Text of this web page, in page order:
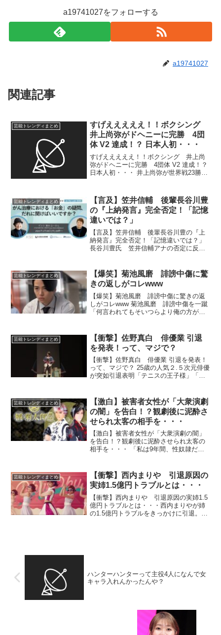
a19741027をフォローする
a19741027
関連記事
芸能トレンディまとめ
すげえええええ！！ボクシング
井上尚弥がドヘニーに完勝 4団
体 V2 達成！？ 日本人初・・・
すげえええええ！！ボクシング 井上尚
弥がドヘニーに完勝 4団体 V2 達成！？
日本人初・・・ 井上尚弥が世界戦23勝
アリーナで行われ、世界スーパーバンタ
ム級主要4...
芸能トレンディまとめ
【言及】笠井信輔 後輩長谷川豊
の『上納発言』完全否定！「記憶
違いでは？」
【言及】笠井信輔 後輩長谷川豊の『上
納発言』完全否定！「記憶違いでは？」
長谷川豊氏 笠井信輔アナの否定に反論
X（旧ツイッター）を更新。フリーアナウ
ンサー・笠井信輔（...
芸能トレンディまとめ
【爆笑】菊池風磨 誹謗中傷に驚
きの返しがコレwww
【爆笑】菊池風磨 誹謗中傷に驚きの返
しがコレwww 菊池風磨 誹謗中傷を一蹴
「何言われてもそいつらより俺の方が幸
日、自身のインスタグラムを更新。誹謗
中傷への思...
芸能トレンディまとめ
【衝撃】佐野真白 俳優業 引退
を発表！って、マジで？
【衝撃】佐野真白 俳優業 引退を発表！
って、マジで？ 25歳の人気２.５次元俳優
が突如引退表明「テニスの王子様」「刀
新。俳優業を引退することを発表した。
佐野は「...
芸能トレンディまとめ
【激白】被害者女性が「大衆演劇
の闇」を告白！？観劇後に泥酔さ
せられ太客の相手を・・・
【激白】被害者女性が「大衆演劇の闇」
を告白！？観劇後に泥酔させられ太客の
相手を・・・ 「私は9年間、性奴隷だっ
演劇の闇」を決死の告発【画像あり】
A子さんが、橘菊太郎劇...
芸能トレンディまとめ
【衝撃】西内まりや 引退原因の
実姉1.5億円トラブルとは・・・
【衝撃】西内まりや 引退原因の実姉1.5
億円トラブルとは・・・西内まりやが姉
の1.5億円トラブルをきっかけに引退。姉
ハンターハンターって主役4人になんで女
キャラ入れんかったんや？